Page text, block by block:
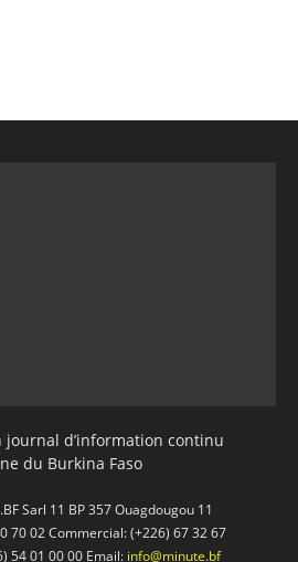
d’information continu
du Burkina Faso
Sarl 11 BP 357 Ouagdougou 11
70 02 Commercial: (+226) 67 32 67
54 01 00 00 Email: info@minute.bf